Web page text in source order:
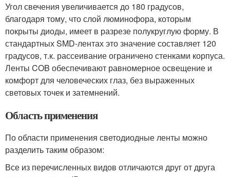
Угол свечения увеличивается до 180 градусов,
благодаря тому, что слой люминофора, которым
покрыты диоды, имеет в разрезе полукруглую форму. В
стандартных SMD-лентах это значение составляет 120
градусов, т.к. рассеивание ограничено стенками корпуса.
Ленты COB обеспечивают равномерное освещение и
комфорт для человеческих глаз, без выраженных
световых точек и затемнений.
Область применения
По области применения светодиодные ленты можно
разделить таким образом:
Все из перечисленных видов отличаются друг от друга